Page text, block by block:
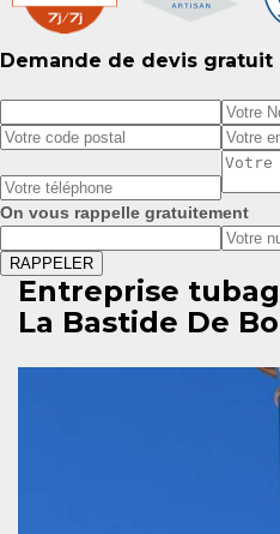
Demande de devis gratuit
On vous rappelle gratuitement
Entreprise
La Bastide De